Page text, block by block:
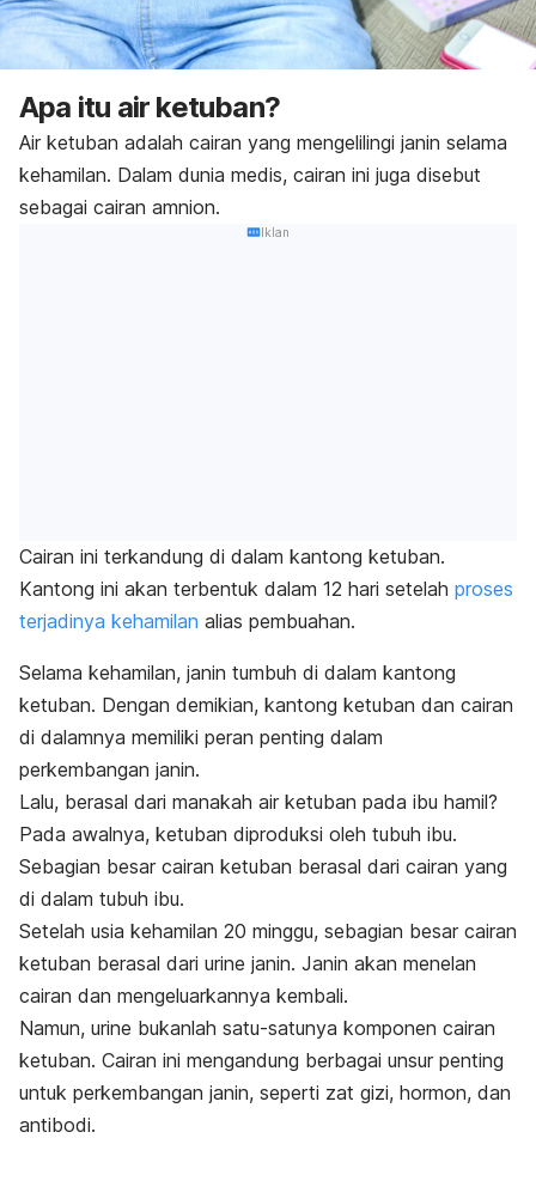
Apa itu air ketuban?
Air ketuban adalah cairan yang mengelilingi janin selama
kehamilan. Dalam dunia medis, cairan ini juga disebut
sebagai cairan amnion.
Iklan
Cairan ini terkandung di dalam kantong ketuban.
Kantong ini akan terbentuk dalam 12 hari setelah proses
terjadinya kehamilan alias pembuahan.
Selama kehamilan, janin tumbuh di dalam kantong
ketuban. Dengan demikian, kantong ketuban dan cairan
di dalamnya memiliki peran penting dalam
perkembangan janin.
Lalu, berasal dari manakah air ketuban pada ibu hamil?
Pada awalnya, ketuban diproduksi oleh tubuh ibu.
Sebagian besar cairan ketuban berasal dari cairan yang
di dalam tubuh ibu.
Setelah usia kehamilan 20 minggu, sebagian besar cairan
ketuban berasal dari urine janin. Janin akan menelan
cairan dan mengeluarkannya kembali.
Namun, urine bukanlah satu-satunya komponen cairan
ketuban. Cairan ini mengandung berbagai unsur penting
untuk perkembangan janin, seperti zat gizi, hormon, dan
antibodi.